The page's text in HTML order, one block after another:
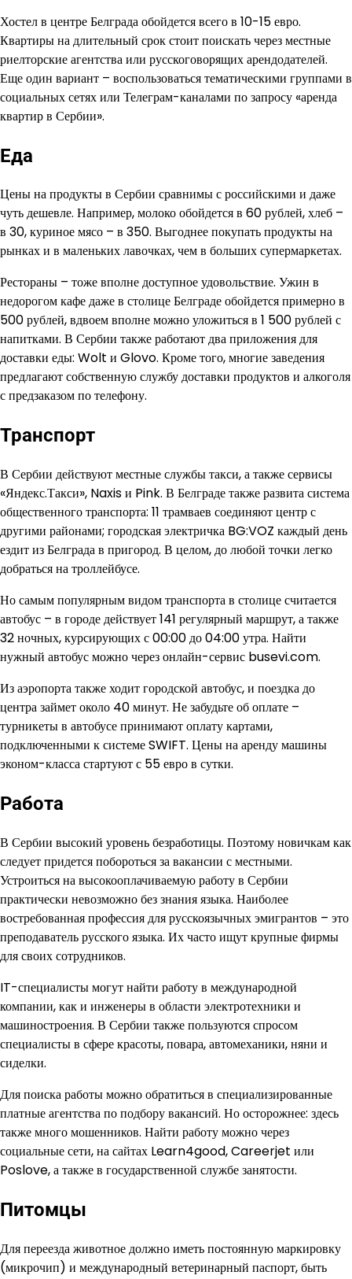
Хостел в центре Белграда обойдется всего в 10-15 евро.
Квартиры на длительный срок стоит поискать через местные
риелторские агентства или русскоговорящих арендодателей.
Еще один вариант – воспользоваться тематическими группами в
социальных сетях или Телеграм-каналами по запросу «аренда
квартир в Сербии».
Еда
Цены на продукты в Сербии сравнимы с российскими и даже
чуть дешевле. Например, молоко обойдется в 60 рублей, хлеб –
в 30, куриное мясо – в 350. Выгоднее покупать продукты на
рынках и в маленьких лавочках, чем в больших супермаркетах.
Рестораны – тоже вполне доступное удовольствие. Ужин в
недорогом кафе даже в столице Белграде обойдется примерно в
500 рублей, вдвоем вполне можно уложиться в 1 500 рублей с
напитками. В Сербии также работают два приложения для
доставки еды: Wolt и Glovo. Кроме того, многие заведения
предлагают собственную службу доставки продуктов и алкоголя
с предзаказом по телефону.
Транспорт
В Сербии действуют местные службы такси, а также сервисы
«Яндекс.Такси», Naxis и Pink. В Белграде также развита система
общественного транспорта: 11 трамваев соединяют центр с
другими районами; городская электричка BG:VOZ каждый день
ездит из Белграда в пригород. В целом, до любой точки легко
добраться на троллейбусе.
Но самым популярным видом транспорта в столице считается
автобус – в городе действует 141 регулярный маршрут, а также
32 ночных, курсирующих с 00:00 до 04:00 утра. Найти
нужный автобус можно через онлайн-сервис busevi.com.
Из аэропорта также ходит городской автобус, и поездка до
центра займет около 40 минут. Не забудьте об оплате –
турникеты в автобусе принимают оплату картами,
подключенными к системе SWIFT. Цены на аренду машины
эконом-класса стартуют с 55 евро в сутки.
Работа
В Сербии высокий уровень безработицы. Поэтому новичкам как
следует придется побороться за вакансии с местными.
Устроиться на высокооплачиваемую работу в Сербии
практически невозможно без знания языка. Наиболее
востребованная профессия для русскоязычных эмигрантов – это
преподаватель русского языка. Их часто ищут крупные фирмы
для своих сотрудников.
IT-специалисты могут найти работу в международной
компании, как и инженеры в области электротехники и
машиностроения. В Сербии также пользуются спросом
специалисты в сфере красоты, повара, автомеханики, няни и
сиделки.
Для поиска работы можно обратиться в специализированные
платные агентства по подбору вакансий. Но осторожнее: здесь
также много мошенников. Найти работу можно через
социальные сети, на сайтах Learn4good, Careerjet или
Poslove, а также в государственной службе занятости.
Питомцы
Для переезда животное должно иметь постоянную маркировку
(микрочип) и международный ветеринарный паспорт, быть